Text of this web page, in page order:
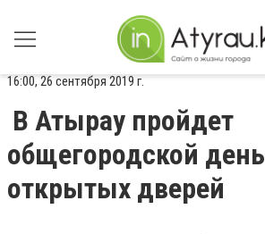
16:00, 26 сентября 2019 г.
В Атырау пройдет
общегородской день
открытых дверей